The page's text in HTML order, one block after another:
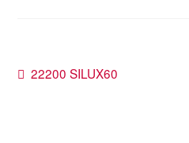
Beitragsnavigation
Vorheriger
22200 SILUX60